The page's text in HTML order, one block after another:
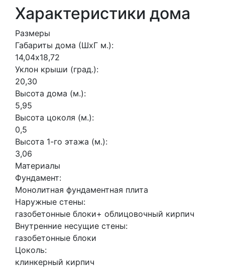
Характеристики дома
Размеры
Габариты дома (ШхГ м.):
14,04х18,72
Уклон крыши (град.):
20,30
Высота дома (м.):
5,95
Высота цоколя (м.):
0,5
Высота 1-го этажа (м.):
3,06
Материалы
Фундамент:
Монолитная фундаментная плита
Наружные стены:
газобетонные блоки+ облицовочный кирпич
Внутренние несущие стены:
газобетонные блоки
Цоколь:
клинкерный кирпич